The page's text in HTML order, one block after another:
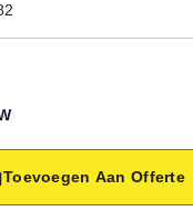
Toevoegen Aan Offerte